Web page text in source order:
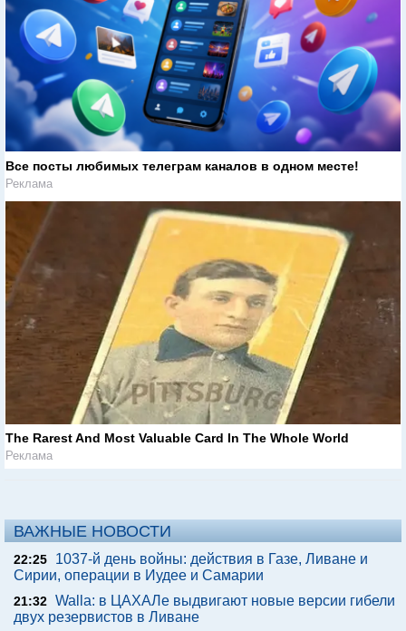
Все посты любимых телеграм каналов в одном месте!
Реклама
The Rarest And Most Valuable Card In The Whole World
Реклама
ВАЖНЫЕ НОВОСТИ
22:25
1037-й день войны: действия в Газе, Ливане и
Сирии, операции в Иудее и Самарии
21:32 Walla: в ЦАХАЛе выдвигают новые версии гибели
двух резервистов в Ливане